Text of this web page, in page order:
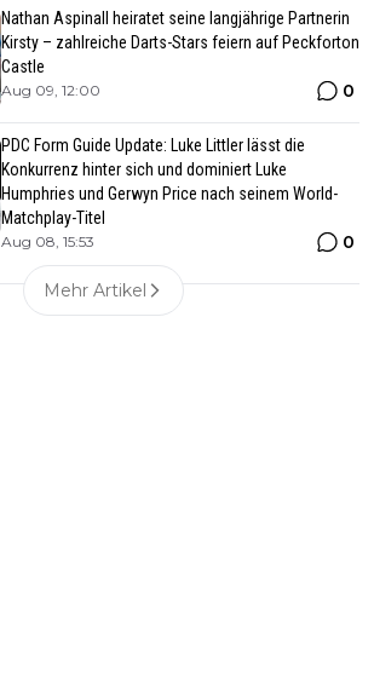
Nathan Aspinall heiratet seine langjährige Partnerin
Kirsty – zahlreiche Darts-Stars feiern auf Peckforton
Castle
Aug 09, 12:00 0
PDC Form Guide Update: Luke Littler lässt die
Konkurrenz hinter sich und dominiert Luke
Humphries und Gerwyn Price nach seinem World-
Matchplay-Titel
Aug 08, 15:53 0
Mehr Artikel